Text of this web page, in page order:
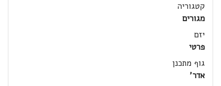
קטגוריה
מגורים
יזם
פרטי
גוף מתכנן
אדר'